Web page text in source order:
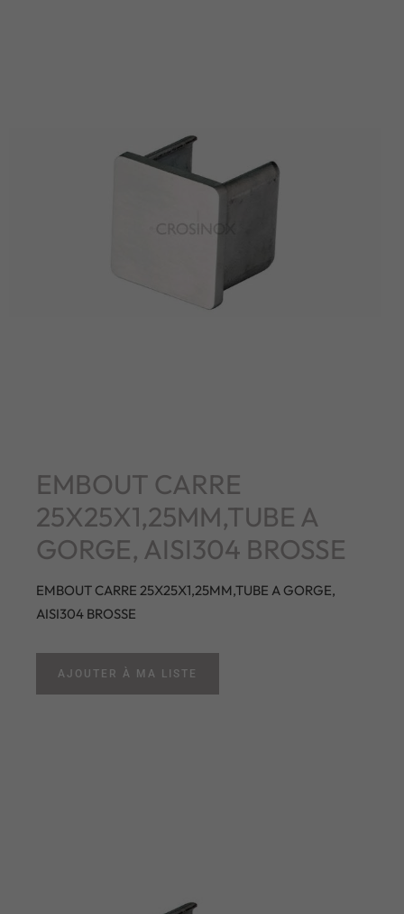
EMBOUT CARRE
25X25X1,25MM,TUBE A
GORGE, AISI304 BROSSE
EMBOUT CARRE 25X25X1,25MM,TUBE A GORGE,
AISI304 BROSSE
AJOUTER À MA LISTE